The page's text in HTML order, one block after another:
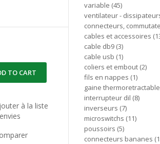
TO CART
à la liste
variable 45
ventilateur -
connecteurs,
cables et accessoires
cable db9 3
cable usb 1
coliers et embout 2
fils en nappes 1
gaine thermoretractable
interrupteur dil 8
inverseurs 7
microswitchs 11
poussoirs 5
connecteurs bananes